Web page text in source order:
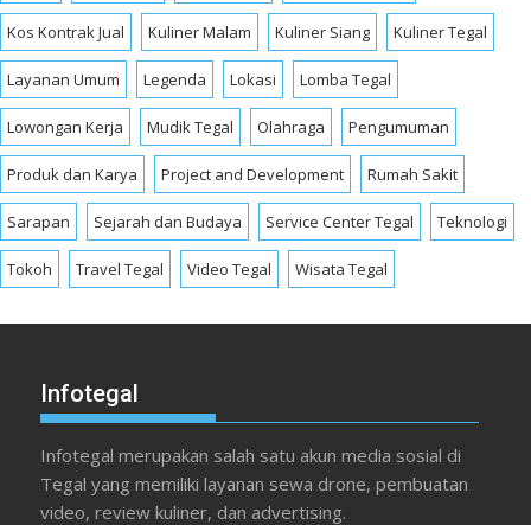
Kos Kontrak Jual Kuliner Malam Kuliner Siang Kuliner Tegal
Layanan Umum Legenda Lokasi Lomba Tegal
Lowongan Kerja Mudik Tegal Olahraga Pengumuman
Produk dan Karya Project and Development Rumah Sakit
Sarapan Sejarah dan Budaya Service Center Tegal Teknologi
Tokoh Travel Tegal Video Tegal Wisata Tegal
Infotegal
Infotegal merupakan salah satu akun media sosial di
Tegal yang memiliki layanan sewa drone, pembuatan
video, review kuliner, dan advertising.